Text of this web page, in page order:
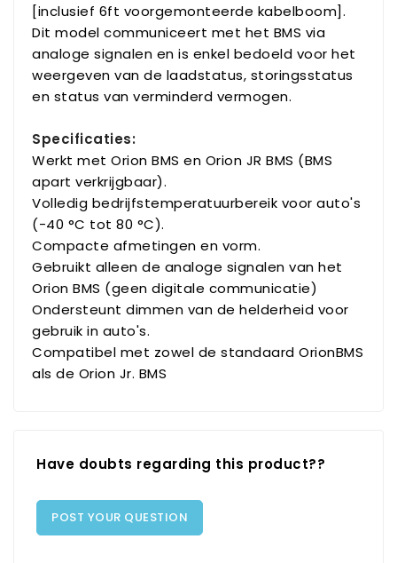
[inclusief 6ft voorgemonteerde kabelboom].
Dit model communiceert met het BMS via
analoge signalen en is enkel bedoeld voor het
weergeven van de laadstatus, storingsstatus
en status van verminderd vermogen.
Specificaties:
Werkt met Orion BMS en Orion JR BMS (BMS
apart verkrijgbaar).
Volledig bedrijfstemperatuurbereik voor auto's
(-40 °C tot 80 °C).
Compacte afmetingen en vorm.
Gebruikt alleen de analoge signalen van het
Orion BMS (geen digitale communicatie)
Ondersteunt dimmen van de helderheid voor
gebruik in auto's.
Compatibel met zowel de standaard OrionBMS
als de Orion Jr. BMS
Have doubts regarding this product??
POST YOUR QUESTION